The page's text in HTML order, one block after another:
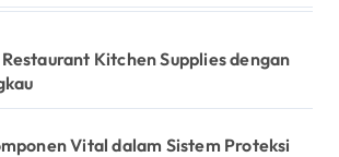
Kitchen Supplies dengan
Vital dalam Sistem Proteksi